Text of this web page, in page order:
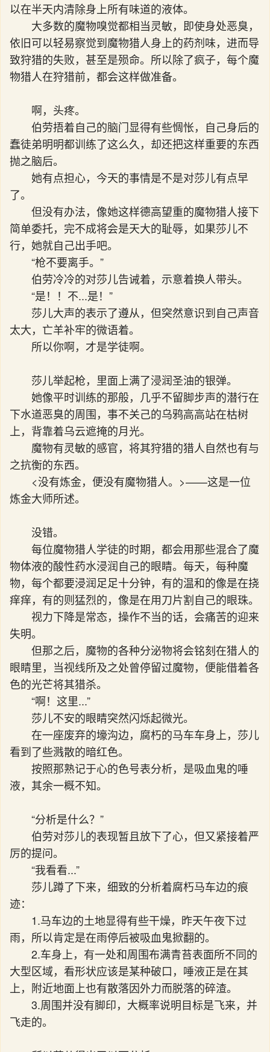
以在半天内清除身上所有味道的液体。
大多数的魔物嗅觉都相当灵敏，即使身处恶臭，
依旧可以轻易察觉到魔物猎人身上的药剂味，进而导
致狩猎的失败，甚至是殒命。所以除了疯子，每个魔
物猎人在狩猎前，都会这样做准备。
啊，头疼。
伯劳捂着自己的脑门显得有些惆怅，自己身后的
蠢徒弟明明都训练了这么久，却还把这样重要的东西
抛之脑后。
她有点担心，今天的事情是不是对莎儿有点早
了。
但没有办法，像她这样德高望重的魔物猎人接下
简单委托，完不成将会是天大的耻辱，如果莎儿不
行，她就自己出手吧。
“枪不要离手。”
伯劳冷冷的对莎儿告诫着，示意着换人带头。
“是！！不...是！”
莎儿大声的表示了遵从，但突然意识到自己声音
太大，亡羊补牢的微语着。
所以你啊，才是学徒啊。
莎儿举起枪，里面上满了浸润圣油的银弹。
她像平时训练的那般，几乎不留脚步声的潜行在
下水道恶臭的周围，事不关己的乌鸦高高站在枯树
上，背靠着乌云遮掩的月光。
魔物有灵敏的感官，将其狩猎的猎人自然也有与
之抗衡的东西。
<没有炼金，便没有魔物猎人。>——这是一位
炼金大师所述。
没错。
每位魔物猎人学徒的时期，都会用那些混合了魔
物体液的酸性药水浸润自己的眼睛。每天，每种魔
物，每个都要浸润足足十分钟，有的温和的像是在挠
痒痒，有的则猛烈的，像是在用刀片割自己的眼珠。
视力下降是常态，操作不当的话，会痛苦的迎来
失明。
但那之后，魔物的各种分泌物将会铭刻在猎人的
眼睛里，当视线所及之处曾停留过魔物，便能借着各
色的光芒将其猎杀。
“啊！这里...”
莎儿不安的眼睛突然闪烁起微光。
在一座废弃的壕沟边，腐朽的马车车身上，莎儿
看到了些溅散的暗红色。
按照那熟记于心的色号表分析，是吸血鬼的唾
液，其余一概不知。
“分析是什么？”
伯劳对莎儿的表现暂且放下了心，但又紧接着严
厉的提问。
“我看看...”
莎儿蹲了下来，细致的分析着腐朽马车边的痕
迹：
1.马车边的土地显得有些干燥，昨天午夜下过
雨，所以肯定是在雨停后被吸血鬼掀翻的。
2.车身上，有一处和周围布满青苔表面所不同的
大型区域，看形状应该是某种破口，唾液正是在其
上，附近地面上也有散落因外力而脱落的碎渣。
3.周围并没有脚印，大概率说明目标是飞来，并
飞走的。